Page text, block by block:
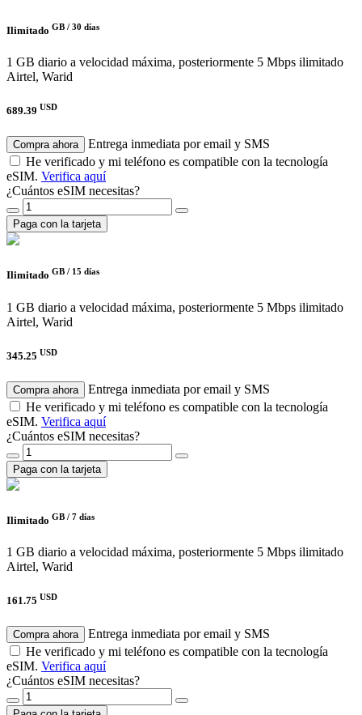
Ilimitado GB / 30 días
1 GB diario a velocidad máxima, posteriormente 5 Mbps ilimitado
Airtel, Warid
689.39 USD
Compra ahora
Entrega inmediata por email y SMS
He verificado y mi teléfono es compatible con la tecnología
eSIM. Verifica aquí
¿Cuántos eSIM necesitas?
Paga con la tarjeta
Ilimitado GB / 15 días
1 GB diario a velocidad máxima, posteriormente 5 Mbps ilimitado
Airtel, Warid
345.25 USD
Compra ahora
Entrega inmediata por email y SMS
He verificado y mi teléfono es compatible con la tecnología
eSIM. Verifica aquí
¿Cuántos eSIM necesitas?
Paga con la tarjeta
Ilimitado GB / 7 días
1 GB diario a velocidad máxima, posteriormente 5 Mbps ilimitado
Airtel, Warid
161.75 USD
Compra ahora
Entrega inmediata por email y SMS
He verificado y mi teléfono es compatible con la tecnología
eSIM. Verifica aquí
¿Cuántos eSIM necesitas?